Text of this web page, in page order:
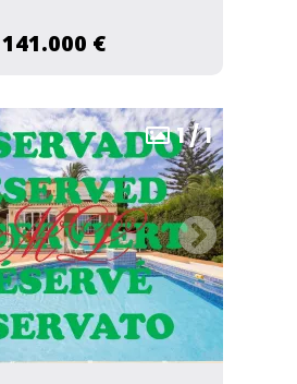
141.000 €
1/1